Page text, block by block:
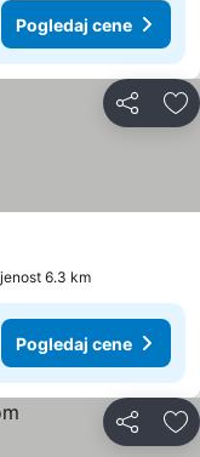
Pogledaj cene
Deli
6.3 km
Pogledaj cene
Deli